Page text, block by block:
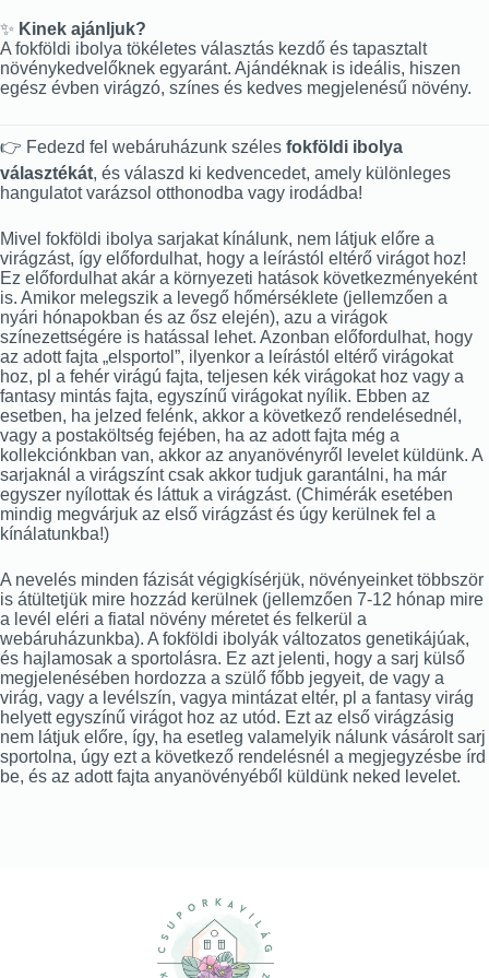
✨ Kinek ajánljuk?
A fokföldi ibolya tökéletes választás kezdő és tapasztalt
növénykedvelőknek egyaránt. Ajándéknak is ideális, hiszen
egész évben virágzó, színes és kedves megjelenésű növény.
👉 Fedezd fel webáruházunk széles fokföldi ibolya
választékát, és válaszd ki kedvencedet, amely különleges
hangulatot varázsol otthonodba vagy irodádba!
Mivel fokföldi ibolya sarjakat kínálunk, nem látjuk előre a
virágzást, így előfordulhat, hogy a leírástól eltérő virágot hoz!
Ez előfordulhat akár a környezeti hatások következményeként
is. Amikor melegszik a levegő hőmérséklete (jellemzően a
nyári hónapokban és az ősz elején), azu a virágok
színezettségére is hatással lehet. Azonban előfordulhat, hogy
az adott fajta „elsportol”, ilyenkor a leírástól eltérő virágokat
hoz, pl a fehér virágú fajta, teljesen kék virágokat hoz vagy a
fantasy mintás fajta, egyszínű virágokat nyílik. Ebben az
esetben, ha jelzed felénk, akkor a következő rendelésednél,
vagy a postaköltség fejében, ha az adott fajta még a
kollekciónkban van, akkor az anyanövényről levelet küldünk. A
sarjaknál a virágszínt csak akkor tudjuk garantálni, ha már
egyszer nyílottak és láttuk a virágzást. (Chimérák esetében
mindig megvárjuk az első virágzást és úgy kerülnek fel a
kínálatunkba!)
A nevelés minden fázisát végigkísérjük, növényeinket többször
is átültetjük mire hozzád kerülnek (jellemzően 7-12 hónap mire
a levél eléri a fiatal növény méretet és felkerül a
webáruházunkba). A fokföldi ibolyák változatos genetikájúak,
és hajlamosak a sportolásra. Ez azt jelenti, hogy a sarj külső
megjelenésében hordozza a szülő főbb jegyeit, de vagy a
virág, vagy a levélszín, vagya mintázat eltér, pl a fantasy virág
helyett egyszínű virágot hoz az utód. Ezt az első virágzásig
nem látjuk előre, így, ha esetleg valamelyik nálunk vásárolt sarj
sportolna, úgy ezt a következő rendelésnél a megjegyzésbe írd
be, és az adott fajta anyanövényéből küldünk neked levelet.